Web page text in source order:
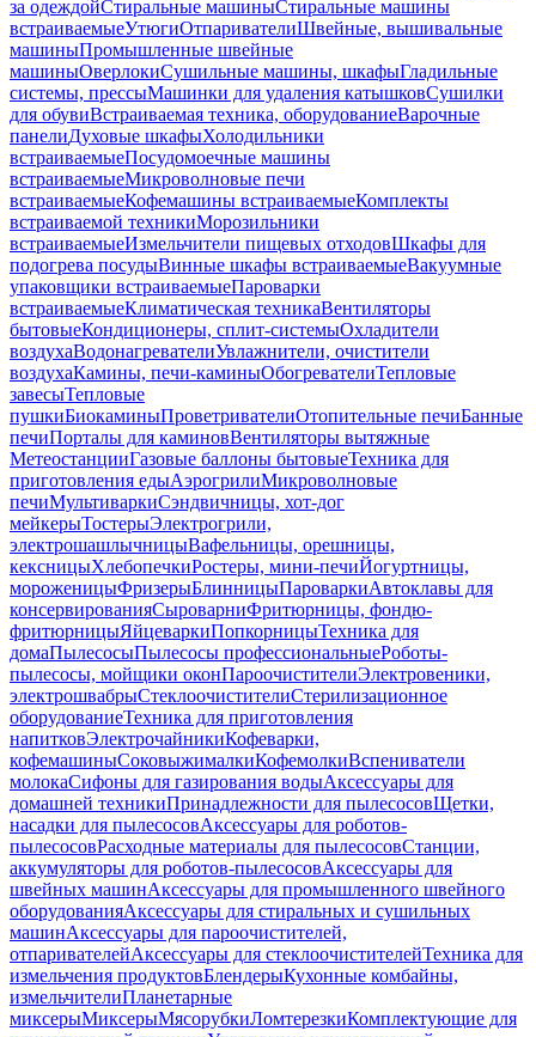
за одеждойСтиральные машиныСтиральные машины
встраиваемыеУтюгиОтпаривателиШвейные, вышивальные
машиныПромышленные швейные
машиныОверлокиСушильные машины, шкафыГладильные
системы, прессыМашинки для удаления катышковСушилки
для обувиВстраиваемая техника, оборудованиеВарочные
панелиДуховые шкафыХолодильники
встраиваемыеПосудомоечные машины
встраиваемыеМикроволновые печи
встраиваемыеКофемашины встраиваемыеКомплекты
встраиваемой техникиМорозильники
встраиваемыеИзмельчители пищевых отходовШкафы для
подогрева посудыВинные шкафы встраиваемыеВакуумные
упаковщики встраиваемыеПароварки
встраиваемыеКлиматическая техникаВентиляторы
бытовыеКондиционеры, сплит-системыОхладители
воздухаВодонагревателиУвлажнители, очистители
воздухаКамины, печи-каминыОбогревателиТепловые
завесыТепловые
пушкиБиокаминыПроветривателиОтопительные печиБанные
печиПорталы для каминовВентиляторы вытяжные
МетеостанцииГазовые баллоны бытовыеТехника для
приготовления едыАэрогрилиМикроволновые
печиМультиваркиСэндвичницы, хот-дог
мейкерыТостерыЭлектрогрили,
электрошашлычницыВафельницы, орешницы,
кексницыХлебопечкиРостеры, мини-печиЙогуртницы,
мороженицыФризерыБлинницыПароваркиАвтоклавы для
консервированияСыроварниФритюрницы, фондю-
фритюрницыЯйцеваркиПопкорницыТехника для
домаПылесосыПылесосы профессиональныеРоботы-
пылесосы, мойщики оконПароочистителиЭлектровеники,
электрошвабрыСтеклоочистителиСтерилизационное
оборудованиеТехника для приготовления
напитковЭлектрочайникиКофеварки,
кофемашиныСоковыжималкиКофемолкиВспениватели
молокаСифоны для газирования водыАксессуары для
домашней техникиПринадлежности для пылесосовЩетки,
насадки для пылесосовАксессуары для роботов-
пылесосовРасходные материалы для пылесосовСтанции,
аккумуляторы для роботов-пылесосовАксессуары для
швейных машинАксессуары для промышленного швейного
оборудованияАксессуары для стиральных и сушильных
машинАксессуары для пароочистителей,
отпаривателейАксессуары для стеклоочистителейТехника для
измельчения продуктовБлендерыКухонные комбайны,
измельчителиПланетарные
миксерыМиксерыМясорубкиЛомтерезкиКомплектующие для